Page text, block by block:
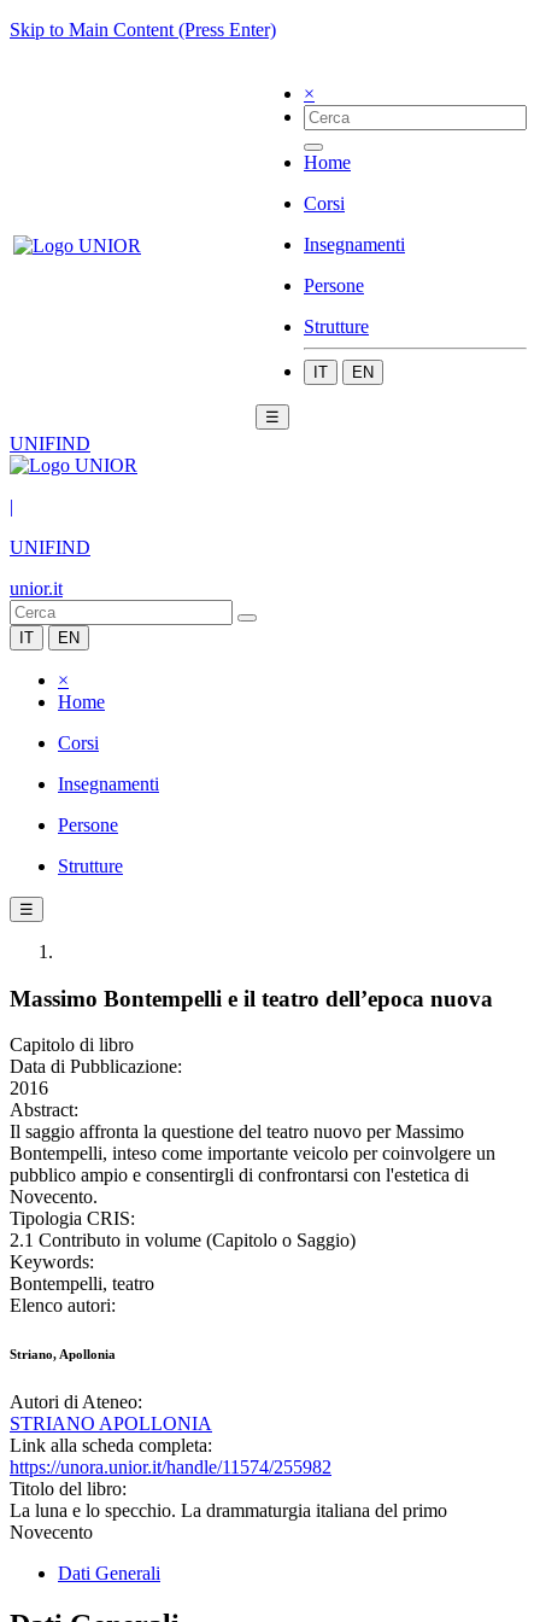
Skip to Main Content (Press Enter)
×
Home
Corsi
Insegnamenti
Persone
Strutture
IT EN
☰
UNIFIND
|
UNIFIND
unior.it
IT EN
×
Home
Corsi
Insegnamenti
Persone
Strutture
☰
Massimo Bontempelli e il teatro dell’epoca nuova
Capitolo di libro
Data di Pubblicazione:
2016
Abstract:
Il saggio affronta la questione del teatro nuovo per Massimo
Bontempelli, inteso come importante veicolo per coinvolgere un
pubblico ampio e consentirgli di confrontarsi con l'estetica di
Novecento.
Tipologia CRIS:
2.1 Contributo in volume (Capitolo o Saggio)
Keywords:
Bontempelli, teatro
Elenco autori:
Striano, Apollonia
Autori di Ateneo:
STRIANO APOLLONIA
Link alla scheda completa:
https://unora.unior.it/handle/11574/255982
Titolo del libro:
La luna e lo specchio. La drammaturgia italiana del primo
Novecento
Dati Generali